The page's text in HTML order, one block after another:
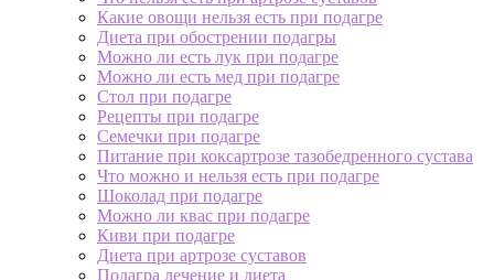
Какие овощи нельзя есть при подагре
Диета при обострении подагры
Можно ли есть лук при подагре
Можно ли есть мед при подагре
Стол при подагре
Рецепты при подагре
Семечки при подагре
Питание при коксартрозе тазобедренного сустава
Что можно и нельзя есть при подагре
Шоколад при подагре
Можно ли квас при подагре
Киви при подагре
Диета при артрозе суставов
Подагра лечение и диета